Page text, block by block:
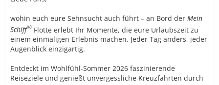
wohin euch eure Sehnsucht auch führt – an Bord der Mein
Schiff® Flotte erlebt Ihr Momente, die eure Urlaubszeit zu
einem einmaligen Erlebnis machen. Jeder Tag anders, jeder
Augenblick einzigartig.
Entdeckt im Wohlfühl-Sommer 2026 faszinierende
Reiseziele und genießt unvergessliche Kreuzfahrten durch